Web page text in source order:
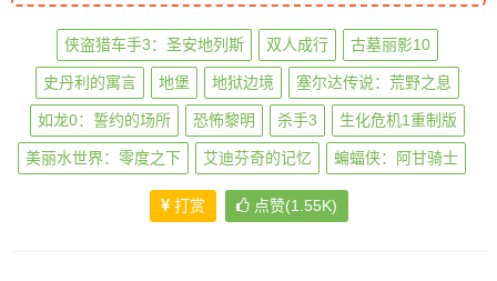
侠盗猎车手3：圣安地列斯 双人成行 古墓丽影10
史丹利的寓言 地堡 地狱边境 塞尔达传说：荒野之息
如龙0：誓约的场所 恐怖黎明 杀手3 生化危机1重制版
美丽水世界：零度之下 艾迪芬奇的记忆 蝙蝠侠：阿甘骑士
打赏 点赞(1.55K)